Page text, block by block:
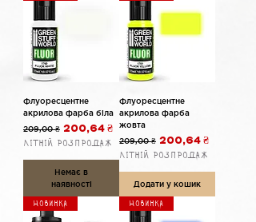
Флуоресцентне
акрилова фарба біла
Звичайна ціна
209,00 ₴ За розпродажем
200,64 ₴
Літній розпродаж
Немає в
наявності
Флуоресцентне
акрилова фарба
жовта
Звичайна ціна
209,00 ₴ За розпродажем
200,64 ₴
Літній розпродаж
Додати у кошик
Новинка Новинка